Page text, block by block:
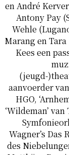
en André
Antony Pay
Wehle
Marang en
Kees een
(jeugd-
aanvoerder
HGO,
‘Wildeman’
Wagner’s Das
des